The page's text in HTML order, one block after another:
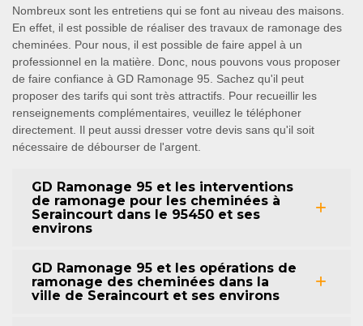
Nombreux sont les entretiens qui se font au niveau des maisons.
En effet, il est possible de réaliser des travaux de ramonage des
cheminées. Pour nous, il est possible de faire appel à un
professionnel en la matière. Donc, nous pouvons vous proposer
de faire confiance à GD Ramonage 95. Sachez qu'il peut
proposer des tarifs qui sont très attractifs. Pour recueillir les
renseignements complémentaires, veuillez le téléphoner
directement. Il peut aussi dresser votre devis sans qu'il soit
nécessaire de débourser de l'argent.
GD Ramonage 95 et les interventions
de ramonage pour les cheminées à
Seraincourt dans le 95450 et ses
environs
GD Ramonage 95 et les opérations de
ramonage des cheminées dans la
ville de Seraincourt et ses environs